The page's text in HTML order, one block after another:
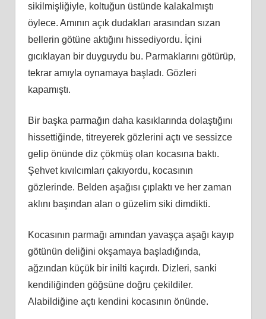
sikilmişliğiyle, koltuğun üstünde kalakalmıştı
öylece. Amının açık dudakları arasından sızan
bellerin götüne aktığını hissediyordu. İçini
gıcıklayan bir duyguydu bu. Parmaklarını götürüp,
tekrar amıyla oynamaya başladı. Gözleri
kapamıştı.
Bir başka parmağın daha kasıklarında dolaştığını
hissettiğinde, titreyerek gözlerini açtı ve sessizce
gelip önünde diz çökmüş olan kocasına baktı.
Şehvet kıvılcımları çakıyordu, kocasının
gözlerinde. Belden aşağısı çıplaktı ve her zaman
aklını başından alan o güzelim siki dimdikti.
Kocasının parmağı amından yavaşça aşağı kayıp
götünün deliğini okşamaya başladığında,
ağzından küçük bir inilti kaçırdı. Dizleri, sanki
kendiliğinden göğsüne doğru çekildiler.
Alabildiğine açtı kendini kocasının önünde.